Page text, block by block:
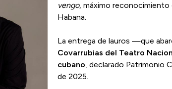
vengo, máximo reconocimiento
Habana.
La entrega de lauros —que
Covarrubias del Teatro
cubano, declarado Patrimonio
de 2025.